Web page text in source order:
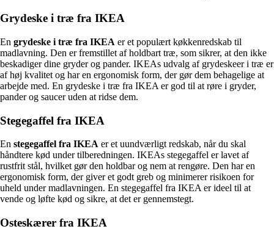
Grydeske i træ fra IKEA
En grydeske i træ fra IKEA er et populært køkkenredskab til
madlavning. Den er fremstillet af holdbart træ, som sikrer, at den ikke
beskadiger dine gryder og pander. IKEAs udvalg af grydeskeer i træ er
af høj kvalitet og har en ergonomisk form, der gør dem behagelige at
arbejde med. En grydeske i træ fra IKEA er god til at røre i gryder,
pander og saucer uden at ridse dem.
Stegegaffel fra IKEA
En stegegaffel fra IKEA er et uundværligt redskab, når du skal
håndtere kød under tilberedningen. IKEAs stegegaffel er lavet af
rustfrit stål, hvilket gør den holdbar og nem at rengøre. Den har en
ergonomisk form, der giver et godt greb og minimerer risikoen for
uheld under madlavningen. En stegegaffel fra IKEA er ideel til at
vende og løfte kød og sikre, at det er gennemstegt.
Osteskærer fra IKEA